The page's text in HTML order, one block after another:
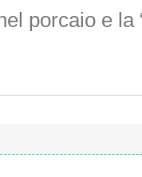
porcaio e la